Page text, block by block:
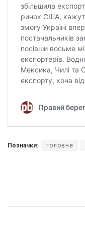
Позначки: головне